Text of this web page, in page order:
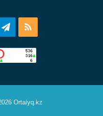
Telegram
Ortalyq.kz